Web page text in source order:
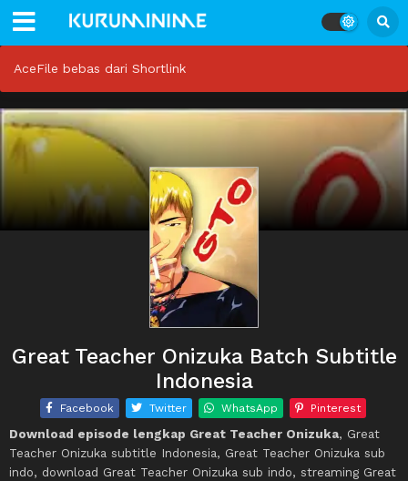
AceFile bebas dari Shortlink
Great Teacher Onizuka Batch Subtitle
Indonesia
Facebook Twitter WhatsApp Pinterest
Download episode lengkap Great Teacher Onizuka, Great
Teacher Onizuka subtitle Indonesia, Great Teacher Onizuka sub
indo, download Great Teacher Onizuka sub indo, streaming Great